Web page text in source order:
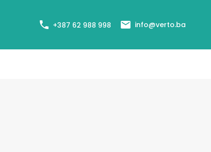
usluga +387 62 988 998
+387 62 988 998 info@verto.ba